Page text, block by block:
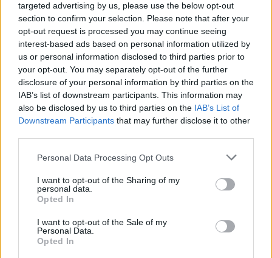
targeted advertising by us, please use the below opt-out
section to confirm your selection. Please note that after your
opt-out request is processed you may continue seeing
interest-based ads based on personal information utilized by
us or personal information disclosed to third parties prior to
your opt-out. You may separately opt-out of the further
disclosure of your personal information by third parties on the
IAB’s list of downstream participants. This information may
also be disclosed by us to third parties on the IAB’s List of
Downstream Participants that may further disclose it to other
Please note that this website/app uses one or more Google
not limited to your visit or usage behaviour. You may click to
grant or deny consent to Google and its third-party tags to
use your data for below specified purposes in below Google
consent section.
Personal Data Processing Opt Outs
I want to opt-out of the Sharing of my
personal data.
Opted In
I want to opt-out of the Sale of my
Personal Data.
Opted In
20-30 perccel a meccs kezdete előtt a többi
magyarral együtt kezdtem el megközelíteni a 60
méterre lévő vendégszektor bejáratát. Ekkor érkezett
a keménynek nem nevezhető tinédzserek alkotta
hazai mag, akik fiatal koruk ellenére meglehetősen
magyarokkal. Madarski, madarski vaffanculo
kiáltással fogadtak minket, de látszott, hogy a fizikai
kontaktust inkább kerülik, és állandó kísérőink, a
rendőrök is a helyükre küldték őket gyorsan.
Példát vehettek volna a klubjukról, amelynek
vezetése ingyen engedte be a magyar szurkolókat a